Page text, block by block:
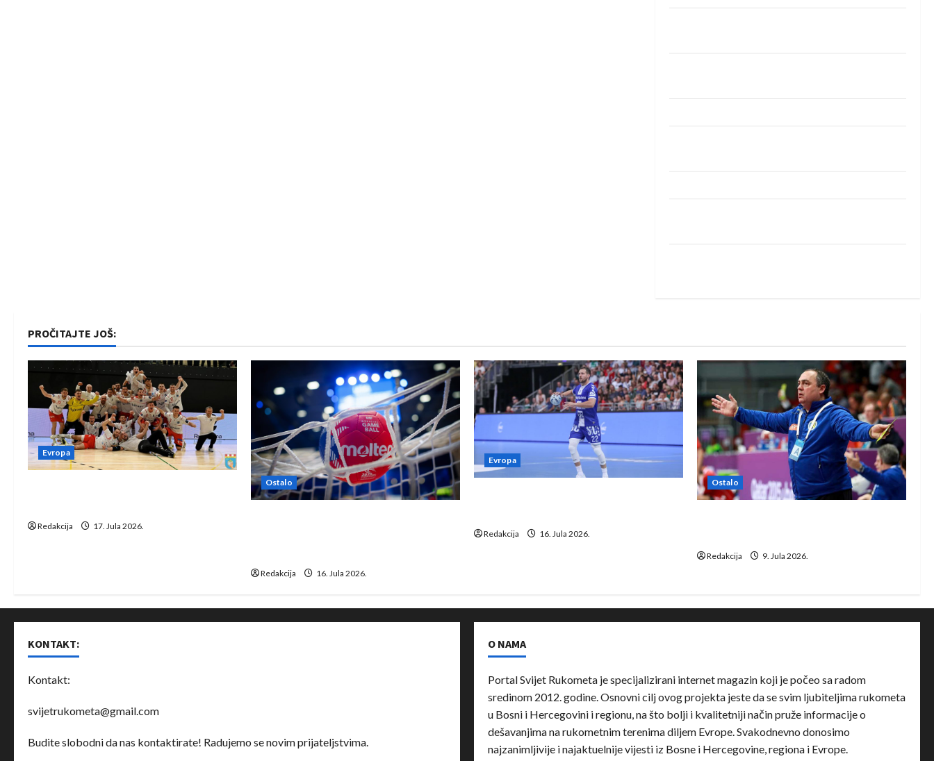
PROČITAJTE JOŠ:
Evropa
Redakcija 17. Jula 2026.
Ostalo
Redakcija 16. Jula 2026.
Evropa
Redakcija 16. Jula 2026.
Ostalo
Redakcija 9. Jula 2026.
KONTAKT:
Kontakt:
svijetrukometa@gmail.com
Budite slobodni da nas kontaktirate! Radujemo se novim prijateljstvima.
O NAMA
Portal Svijet Rukometa je specijalizirani internet magazin koji je počeo sa radom
sredinom 2012. godine. Osnovni cilj ovog projekta jeste da se svim ljubiteljima rukometa
u Bosni i Hercegovini i regionu, na što bolji i kvalitetniji način pruže informacije o
dešavanjima na rukometnim terenima diljem Evrope. Svakodnevno donosimo
najzanimljivije i najaktuelnije vijesti iz Bosne i Hercegovine, regiona i Evrope.